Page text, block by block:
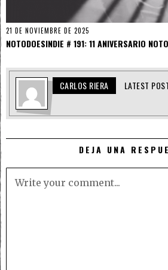
21 DE NOVIEMBRE DE 2025
NOTODOESINDIE # 191: 11 ANIVERSARIO
CARLOS RIERA LATEST
DEJA UNA